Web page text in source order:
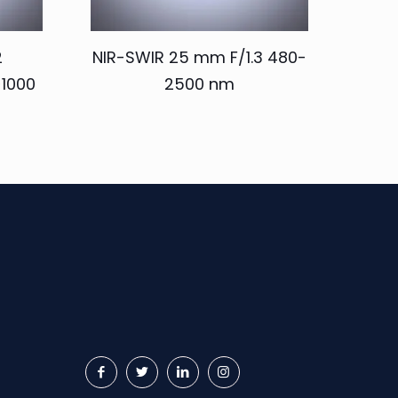
NIR-SWIR 25 mm F/1.3 480-
2500 nm